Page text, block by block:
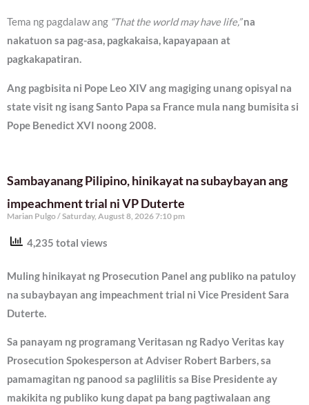
Tema ng pagdalaw ang “That the world may have life,”na
nakatuon sa pag-asa, pagkakaisa, kapayapaan at
pagkakapatiran.
Ang pagbisita ni Pope Leo XIV ang magiging unang opisyal na
state visit ng isang Santo Papa sa France mula nang bumisita si
Pope Benedict XVI noong 2008.
Sambayanang Pilipino, hinikayat na subaybayan ang
impeachment trial ni VP Duterte
Marian Pulgo Saturday, August 8, 2026 7:10 pm
4,235 total views
Muling hinikayat ng Prosecution Panel ang publiko na patuloy
na subaybayan ang impeachment trial ni Vice President Sara
Duterte.
Sa panayam ng programang Veritasan ng Radyo Veritas kay
Prosecution Spokesperson at Adviser Robert Barbers, sa
pamamagitan ng panood sa paglilitis sa Bise Presidente ay
makikita ng publiko kung dapat pa bang pagtiwalaan ang